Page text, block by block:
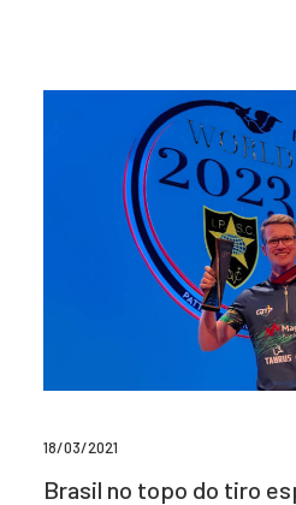
18/03/2021
Brasil no topo do tiro